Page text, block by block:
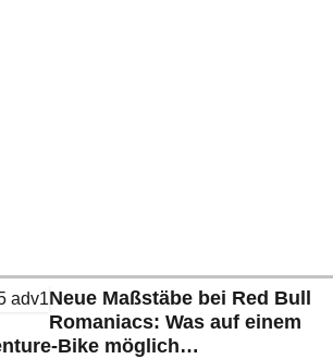
Neue Maßstäbe bei Red Bull
Romaniacs: Was auf einem
Bike möglich…